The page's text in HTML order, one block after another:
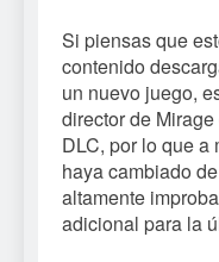
Si piensas que
contenido
un nuevo juego,
director de
DLC, por lo que a
haya cambiado
altamente
adicional para la